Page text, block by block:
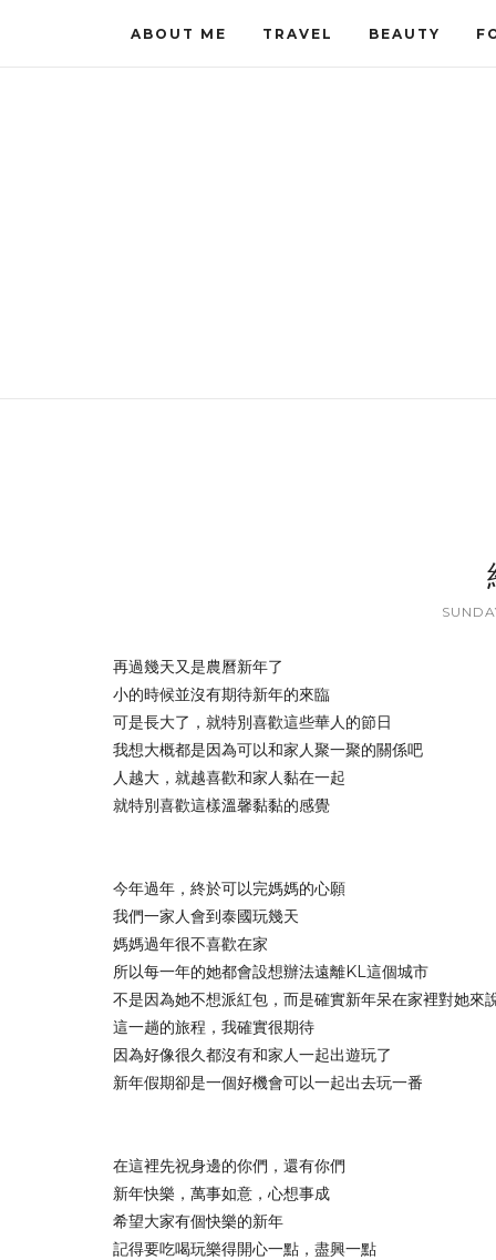
ABOUT ME TRAVEL BEAUTY
再過幾天又是農曆新年了
小的時候並沒有期待新年的來臨
可是長大了，就特別喜歡這些華人的節日
我想大概都是因為可以和家人聚一聚的關係吧
人越大，就越喜歡和家人黏在一起
就特別喜歡這樣溫馨黏黏的感覺
今年過年，終於可以完媽媽的心願
我們一家人會到泰國玩幾天
媽媽過年很不喜歡在家
所以每一年的她都會設想辦法遠離KL這個城市
不是因為她不想派紅包，而是確實新年呆在家裡對她來
這一趟的旅程，我確實很期待
因為好像很久都沒有和家人一起出遊玩了
新年假期卻是一個好機會可以一起出去玩一番
在這裡先祝身邊的你們，還有你們
新年快樂，萬事如意，心想事成
希望大家有個快樂的新年
記得要吃喝玩樂得開心一點，盡興一點